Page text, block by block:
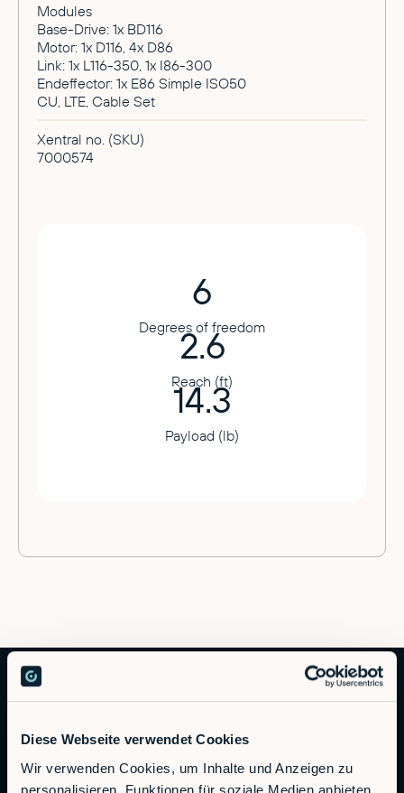
Diese Webseite verwendet Cookies
Wir verwenden Cookies, um Inhalte und Anzeigen zu
personalisieren, Funktionen für soziale Medien anbieten
Modules
Base-Drive: 1x BD116
Motor: 1x D116, 4x D86
Link: 1x L116-350, 1x I86-300
Endeffector: 1x E86 Simple ISO50
CU, LTE, Cable Set
Xentral no. (SKU)
7000574
6
Degrees of freedom
2.6
Reach (ft)
14.3
Payload (lb)